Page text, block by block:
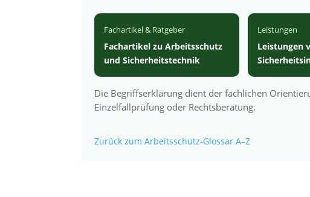
Fachartikel & Ratgeber
Fachartikel zu Arbeitsschutz
und Sicherheitstechnik
Leistungen
Leistungen
Die Begriffserklärung dient der fachlichen
Einzelfallprüfung oder Rechtsberatung.
Zurück zum Arbeitsschutz-Glossar A–Z